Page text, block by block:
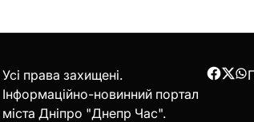
Усі права захищені.
Інформаційно-новинний портал
міста Дніпро "Днепр Час".